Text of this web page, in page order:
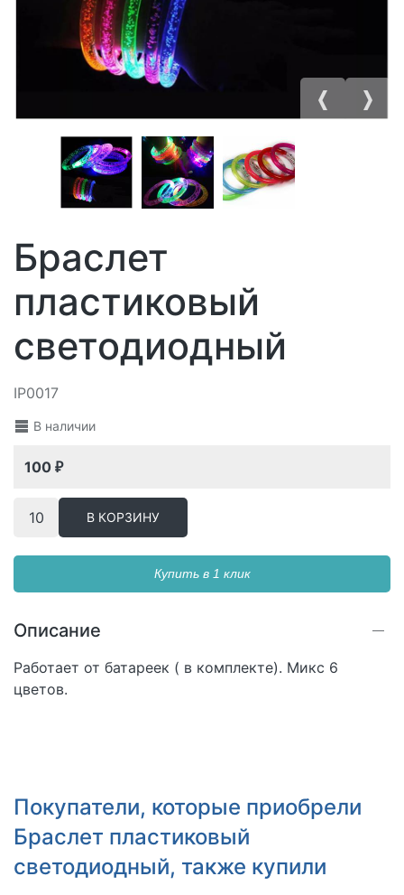
Браслет
пластиковый
светодиодный
IP0017
В наличии
100 ₽
В КОРЗИНУ
Купить в 1 клик
Описание
Работает от батареек ( в комплекте). Микс 6
цветов.
Покупатели, которые приобрели
Браслет пластиковый
светодиодный, также купили